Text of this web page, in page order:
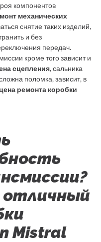
компонентов
механических
снятие таких изделий,
и без
передач.
кроме того зависит и
сцепления, сальника
поломка, зависит, в
цена ремонта коробки
Mistral